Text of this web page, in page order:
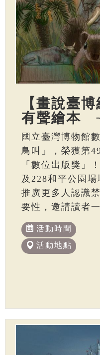
【畫說臺
有聲繪本
國立臺灣博物館
鳥叫」，榮獲第
「數位出版獎」
及228和平公園場
推廣更多人認識
要性，邀請讀者
活動時間
活動地點